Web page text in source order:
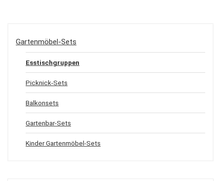
Gartenmöbel-Sets
Esstischgruppen
Picknick-Sets
Balkonsets
Gartenbar-Sets
Kinder Gartenmöbel-Sets